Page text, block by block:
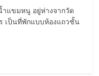
แขมหนู อยู่ห่างจากวัด
เป็นที่พักแบบห้องแถวชั้น